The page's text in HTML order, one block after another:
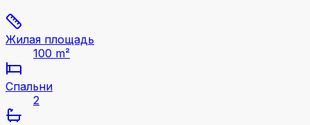
Жилая площадь
100 m²
Спальни
2